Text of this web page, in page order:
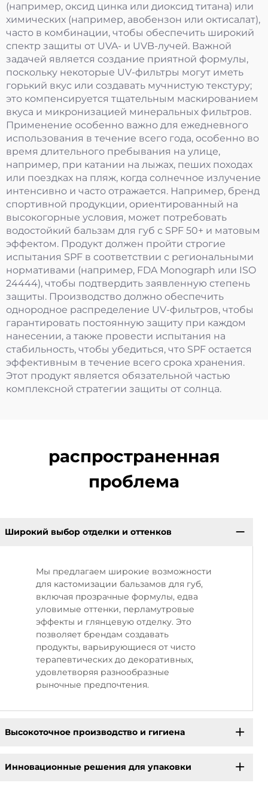
(например, оксид цинка или диоксид титана) или
химических (например, авобензон или октисалат),
часто в комбинации, чтобы обеспечить широкий
спектр защиты от UVA- и UVB-лучей. Важной
задачей является создание приятной формулы,
поскольку некоторые UV-фильтры могут иметь
горький вкус или создавать мучнистую текстуру;
это компенсируется тщательным маскированием
вкуса и микронизацией минеральных фильтров.
Применение особенно важно для ежедневного
использования в течение всего года, особенно во
время длительного пребывания на улице,
например, при катании на лыжах, пеших походах
или поездках на пляж, когда солнечное излучение
интенсивно и часто отражается. Например, бренд
спортивной продукции, ориентированный на
высокогорные условия, может потребовать
водостойкий бальзам для губ с SPF 50+ и матовым
эффектом. Продукт должен пройти строгие
испытания SPF в соответствии с региональными
нормативами (например, FDA Monograph или ISO
24444), чтобы подтвердить заявленную степень
защиты. Производство должно обеспечить
однородное распределение UV-фильтров, чтобы
гарантировать постоянную защиту при каждом
нанесении, а также провести испытания на
стабильность, чтобы убедиться, что SPF остается
эффективным в течение всего срока хранения.
Этот продукт является обязательной частью
комплексной стратегии защиты от солнца.
распространенная
проблема
Широкий выбор отделки и оттенков
Мы предлагаем широкие возможности
для кастомизации бальзамов для губ,
включая прозрачные формулы, едва
уловимые оттенки, перламутровые
эффекты и глянцевую отделку. Это
позволяет брендам создавать
продукты, варьирующиеся от чисто
терапевтических до декоративных,
удовлетворяя разнообразные
рыночные предпочтения.
Высокоточное производство и гигиена
Инновационные решения для упаковки